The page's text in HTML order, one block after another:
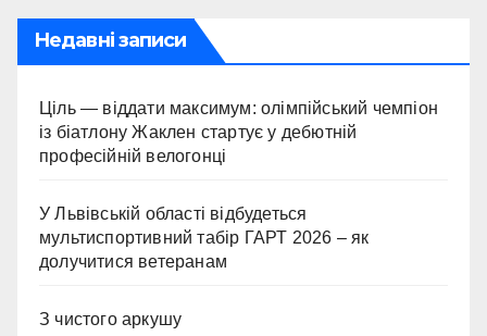
Недавні записи
Ціль — віддати максимум: олімпійський чемпіон
із біатлону Жаклен стартує у дебютній
професійній велогонці
У Львівській області відбудеться
мультиспортивний табір ГАРТ 2026 – як
долучитися ветеранам
З чистого аркушу